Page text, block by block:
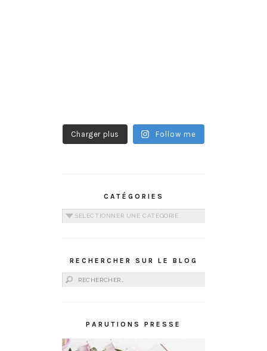
Charger plus Follow me
CATÉGORIES
Catégories
RECHERCHER SUR LE BLOG
Rechercher :
PARUTIONS PRESSE